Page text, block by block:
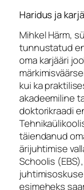
Haridus ja
Mihkel Härm,
tunnustatud
oma karjääri
kui ka
akadeemiline
doktorikraadi
täiendanud
ärijuhtimise
Schoolis
esimeheks